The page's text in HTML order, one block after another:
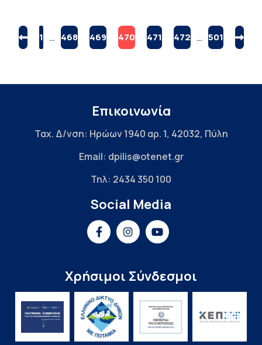
1 … 468 469 470 471 472 … 501
Επικοινωνία
Ταχ. Δ/νση: Ηρώων 1940 αρ. 1, 42032, Πύλη
Email: dpilis@otenet.gr
Τηλ: 2434 350 100
Social Media
Χρήσιμοι Σύνδεσμοι